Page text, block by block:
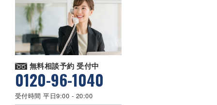
無料相談予約 受付中
0120-96-1040
受付時間 平日9:00 - 20:00